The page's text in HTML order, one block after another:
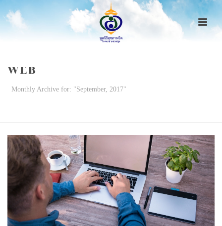
WEB
Monthly Archive for: "September, 2017"